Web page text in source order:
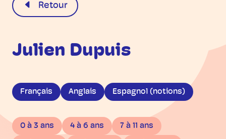
Retour
Julien Dupuis
Français Anglais Espagnol (notions)
0 à 3 ans 4 à 6 ans 7 à 11 ans